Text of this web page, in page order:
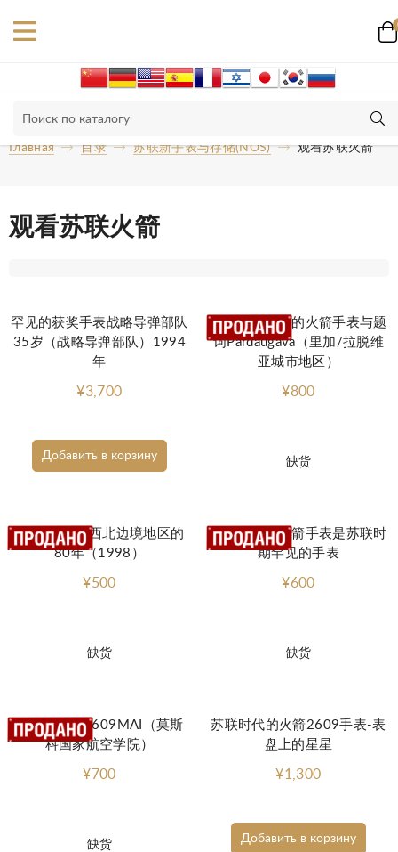
Главная 目录 苏联新手表与存储(NOS) 观看苏联火箭
观看苏联火箭
Добавить в корзину
罕见的获奖手表战略导弹部队
35岁（战略导弹部队）1994
年
¥3,700
缺货
一个非常罕见的火箭手表与题
词Pardaugava（里加/拉脱维
亚城市地区）
¥800
缺货
Raketa手表-西北边境地区的
80年（1998）
¥500
缺货
苏联劳力士火箭手表是苏联时
期罕见的手表
¥600
缺货
观看Raketa2609MAI（莫斯
科国家航空学院）
¥700
Добавить в корзину
苏联时代的火箭2609手表-表
盘上的星星
¥1,300